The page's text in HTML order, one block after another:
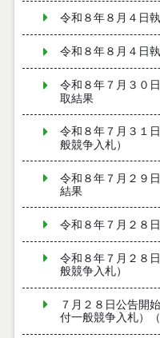
令和８年８月４日
令和８年８月４日
令和８年７月３０
取結果
令和８年７月３１
般競争入札）
令和８年７月２９
結果
令和８年７月２８
令和８年７月２８
般競争入札）
７月２８日公告開
付一般競争入札）（